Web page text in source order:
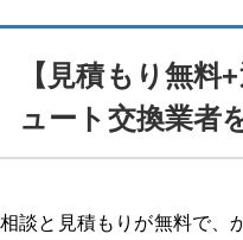
【見積もり無料
ュート交換業者
相談と見積もりが無料で、